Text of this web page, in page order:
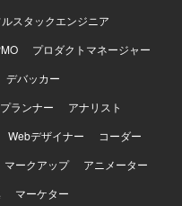
ルスタックエンジニア
プロダクトマネージャー
デバッカー
プランナー
アナリスト
Webデザイナー
コーダー
マークアップ
アニメーター
マーケター